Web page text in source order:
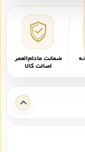
ضمانت مادام‌العمر
اصالت کالا